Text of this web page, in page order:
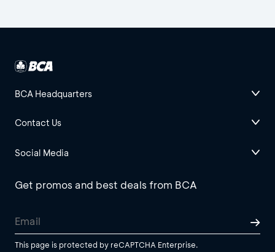
BCA Headquarters
Contact Us
Social Media
Get promos and best deals from BCA
This page is protected by reCAPTCHA Enterprise.